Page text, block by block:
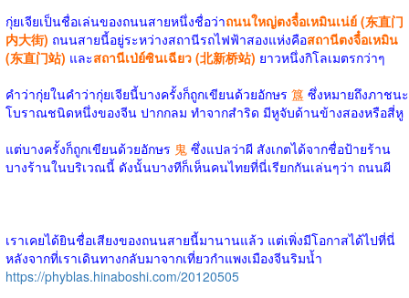
กุ่ยเจียเป็นชื่อเล่นของถนนสายหนึ่งชื่อว่าถนนใหญ่ตงจื๋อเหมินเน่ย์ (东直门
内大街) ถนนสายนี้อยู่ระหว่างสถานีรถไฟฟ้าสองแห่งคือสถานีตงจื๋อเหมิน
(东直门站) และสถานีเป่ย์ซินเฉียว (北新桥站) ยาวหนึ่งกิโลเมตรกว่าๆ
คำว่ากุ่ยในคำว่ากุ่ยเจียนี้บางครั้งก็ถูกเขียนด้วยอักษร 簋 ซึ่งหมายถึงภาชนะ
โบราณชนิดหนึ่งของจีน ปากกลม ทำจากสำริด มีหูจับด้านข้างสองหรือสี่หู
แต่บางครั้งก็ถูกเขียนด้วยอักษร 鬼 ซึ่งแปลว่าผี สังเกตได้จากชื่อป้ายร้าน
บางร้านในบริเวณนี้ ดังนั้นบางทีก็เห็นคนไทยที่นี่เรียกกันเล่นๆว่า ถนนผี
เราเคยได้ยินชื่อเสียงของถนนสายนี้มานานแล้ว แต่เพิ่งมีโอกาสได้ไปที่นี่
หลังจากที่เราเดินทางกลับมาจากเที่ยวกำแพงเมืองจีนริมน้ำ
https://phyblas.hinaboshi.com/20120505